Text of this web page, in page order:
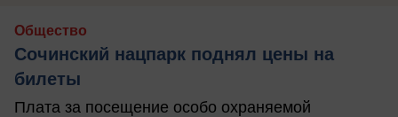
Общество
Сочинский нацпарк поднял цены на
билеты
Плата за посещение особо охраняемой